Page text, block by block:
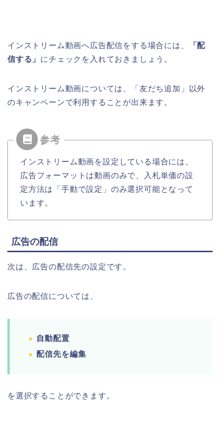
インストリーム動画へ広告配信をする場合には、
「配
信する」 にチェックを入れておきましょう。
インストリーム動画については、「友だち追加」以外
のキャンペーンで利用することが出来ます。
インストリーム動画を設定している場合には、
広告フォーマットは動画のみで、入札単価の設
定方法は「手動で設定」のみ選択可能となって
います。
広告の配信
次は、広告の配信先の設定です。
広告の配信については、
自動配置
配信先を編集
を選択することができます。